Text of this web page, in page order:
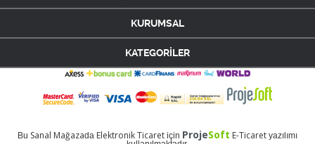
KURUMSAL
KATEGORİLER
Bu Sanal Mağazada Elektronik Ticaret için ProjeSoft E-Ticaret yazılımı